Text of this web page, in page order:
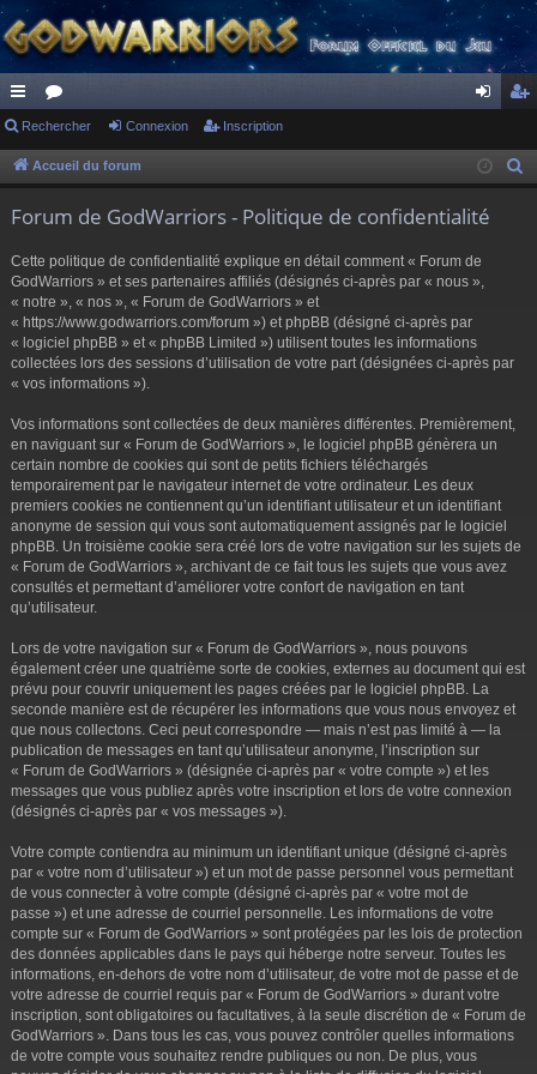
ac
co
s
or
u ne cri
Rechercher Connexion Inscription
Accueil du forum
Forum de GodWarriors - Politique de confidentialité
Cette politique de confidentialité explique en détail comment « Forum de
GodWarriors » et ses partenaires affiliés (désignés ci-après par « nous »,
« notre », « nos », « Forum de GodWarriors » et
« https://www.godwarriors.com/forum ») et phpBB (désigné ci-après par
« logiciel phpBB » et « phpBB Limited ») utilisent toutes les informations
collectées lors des sessions d’utilisation de votre part (désignées ci-après par
« vos informations »).
Vos informations sont collectées de deux manières différentes. Premièrement,
en naviguant sur « Forum de GodWarriors », le logiciel phpBB génèrera un
certain nombre de cookies qui sont de petits fichiers téléchargés
temporairement par le navigateur internet de votre ordinateur. Les deux
premiers cookies ne contiennent qu’un identifiant utilisateur et un identifiant
anonyme de session qui vous sont automatiquement assignés par le logiciel
phpBB. Un troisième cookie sera créé lors de votre navigation sur les sujets de
« Forum de GodWarriors », archivant de ce fait tous les sujets que vous avez
consultés et permettant d’améliorer votre confort de navigation en tant
qu’utilisateur.
Lors de votre navigation sur « Forum de GodWarriors », nous pouvons
également créer une quatrième sorte de cookies, externes au document qui est
prévu pour couvrir uniquement les pages créées par le logiciel phpBB. La
seconde manière est de récupérer les informations que vous nous envoyez et
que nous collectons. Ceci peut correspondre — mais n’est pas limité à — la
publication de messages en tant qu’utilisateur anonyme, l’inscription sur
« Forum de GodWarriors » (désignée ci-après par « votre compte ») et les
messages que vous publiez après votre inscription et lors de votre connexion
(désignés ci-après par « vos messages »).
Votre compte contiendra au minimum un identifiant unique (désigné ci-après
par « votre nom d’utilisateur ») et un mot de passe personnel vous permettant
de vous connecter à votre compte (désigné ci-après par « votre mot de
passe ») et une adresse de courriel personnelle. Les informations de votre
compte sur « Forum de GodWarriors » sont protégées par les lois de protection
des données applicables dans le pays qui héberge notre serveur. Toutes les
informations, en-dehors de votre nom d’utilisateur, de votre mot de passe et de
votre adresse de courriel requis par « Forum de GodWarriors » durant votre
inscription, sont obligatoires ou facultatives, à la seule discrétion de « Forum de
GodWarriors ». Dans tous les cas, vous pouvez contrôler quelles informations
de votre compte vous souhaitez rendre publiques ou non. De plus, vous